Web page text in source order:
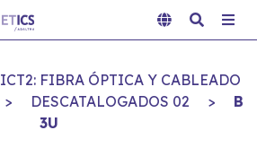
ICT2: FIBRA ÓPTICA Y CABLEADO
> DESCATALOGADOS 02 >
B
3U